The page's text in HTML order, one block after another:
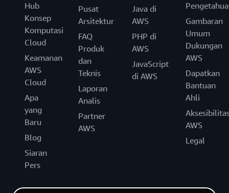
Hub
Konsep
Komputasi
Cloud
Keamanan
AWS
Cloud
Apa
yang
Baru
Blog
Siaran
Pers
Pusat
Arsitektur
FAQ
Produk
dan
Teknis
Laporan
Analis
Partner
AWS
Java di
AWS
PHP di
AWS
JavaScript
di AWS
Gambaran
Umum
Dukungan
AWS
Dapatkan
Bantuan
Ahli
AWS
Legal